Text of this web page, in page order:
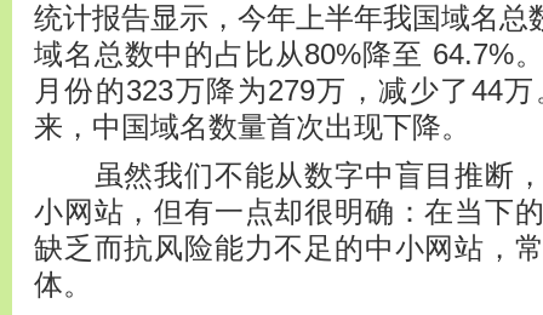
统计报告显示，今年上半年我国域名总
域名总数中的占比从80%降至 64.7%
月份的323万降为279万，减少了44
来，中国域名数量首次出现下降。
虽然我们不能从数字中盲目推断，
小网站，但有一点却很明确：在当下
缺乏而抗风险能力不足的中小网站，
体。